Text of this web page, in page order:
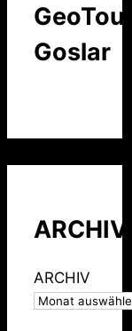
GeoTour
Goslar
ARCHIV
ARCHIV